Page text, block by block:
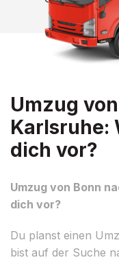
Umzug
Karlsruhe:
dich vor?
Umzug von Bonn
dich vor?
Du planst einen
bist auf der Suche